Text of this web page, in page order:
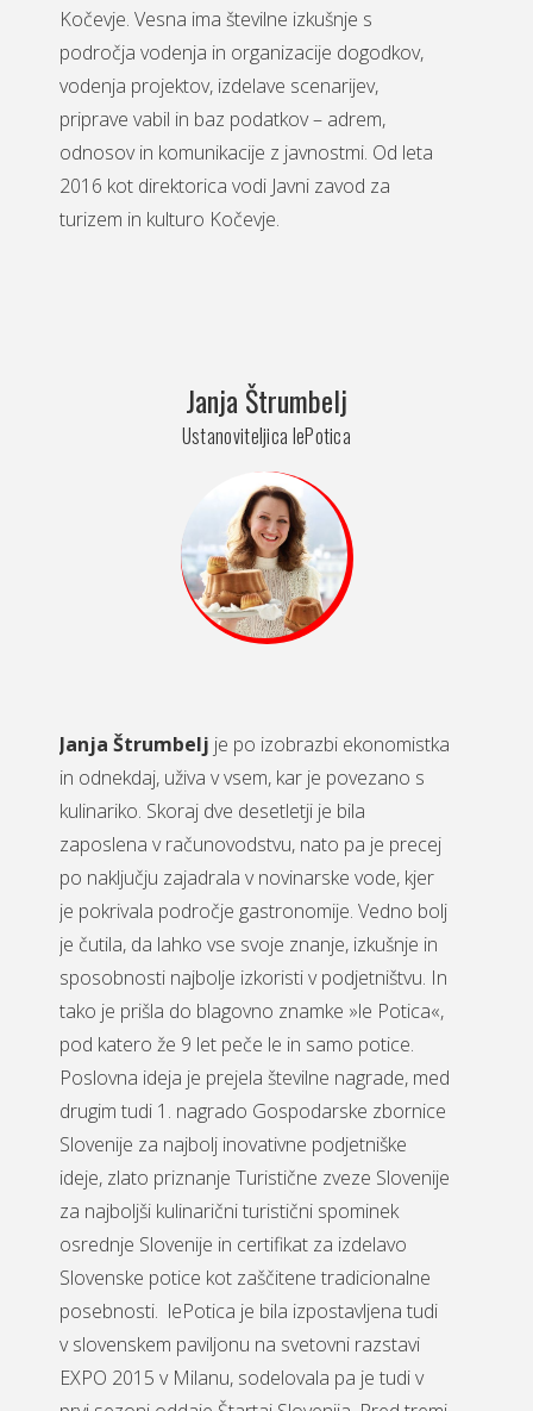
Kočevje. Vesna ima številne izkušnje s
področja vodenja in organizacije dogodkov,
vodenja projektov, izdelave scenarijev,
priprave vabil in baz podatkov – adrem,
odnosov in komunikacije z javnostmi. Od leta
2016 kot direktorica vodi Javni zavod za
turizem in kulturo Kočevje.
Janja Štrumbelj
Ustanoviteljica lePotica
Janja Štrumbelj je po izobrazbi ekonomistka
in odnekdaj, uživa v vsem, kar je povezano s
kulinariko. Skoraj dve desetletji je bila
zaposlena v računovodstvu, nato pa je precej
po naključju zajadrala v novinarske vode, kjer
je pokrivala področje gastronomije. Vedno bolj
je čutila, da lahko vse svoje znanje, izkušnje in
sposobnosti najbolje izkoristi v podjetništvu. In
tako je prišla do blagovno znamke »le Potica«,
pod katero že 9 let peče le in samo potice.
Poslovna ideja je prejela številne nagrade, med
drugim tudi 1. nagrado Gospodarske zbornice
Slovenije za najbolj inovativne podjetniške
ideje, zlato priznanje Turistične zveze Slovenije
za najboljši kulinarični turistični spominek
osrednje Slovenije in certifikat za izdelavo
Slovenske potice kot zaščitene tradicionalne
posebnosti. lePotica je bila izpostavljena tudi
v slovenskem paviljonu na svetovni razstavi
EXPO 2015 v Milanu, sodelovala pa je tudi v